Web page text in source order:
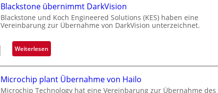
Blackstone übernimmt DarkVision
Blackstone und Koch Engineered Solutions (KES) haben eine
Vereinbarung zur Übernahme von DarkVision unterzeichnet.
Weiterlesen:
B
l
a
c
Microchip plant Übernahme von Hailo
Microchip Technology hat eine Vereinbarung zur Übernahme des